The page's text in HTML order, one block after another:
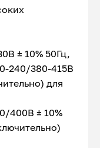
± 10% 50Гц,
240/380-415В
для
400В ± 10%